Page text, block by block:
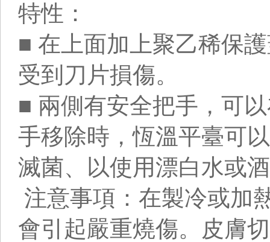
特性：
■ 在上面加上聚乙稀保
受到刀片損傷。
■ 兩側有安全把手，可
手移除時，恆溫平臺可
滅菌、以使用漂白水或
注意事項：在製冷或加
會引起嚴重燒傷。皮膚